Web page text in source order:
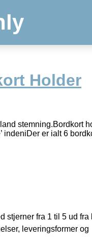
Holder
stemning.Bordkort
indeniDer er ialt 6
stjerner fra 1 til 5 ud fra
leveringsformer og